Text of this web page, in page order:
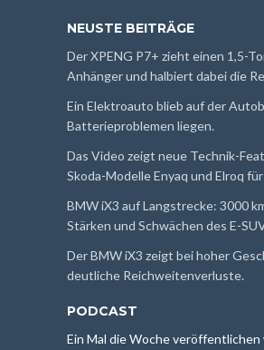
NEUSTE BEITRÄGE
Der XPENG P7+ zieht einen 1,5-
Anhänger und halbiert dabei die
Ein Elektroauto blieb auf der
Batterieproblemen liegen.
Das Video zeigt neue Technik-
Skoda-Modelle Enyaq und Elroq
BMW iX3 auf Langstrecke: 3000
Stärken und Schwächen des E-
Der BMW iX3 zeigt bei hoher
deutliche Reichweitenverluste.
PODCAST
Ein Mal die Woche veröffentlichen